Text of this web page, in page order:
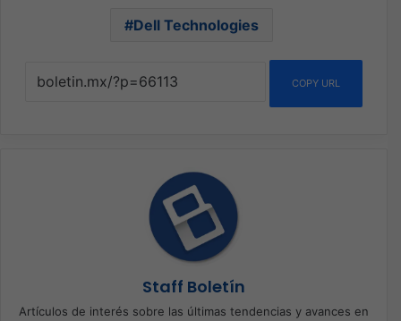
Dell Technologies
COPY URL
Staff Boletín
Artículos de interés sobre las últimas tendencias y avances en